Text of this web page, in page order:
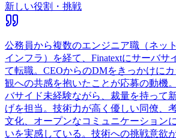
新しい役割・挑戦
公務員から複数のエンジニア職（ネッ
インフラ）を経て、Finatextにサーバサ
て転職。CEOからのDMをきっかけに
観への共感を抱いたことが応募の動機
バサイド未経験ながら、裁量を持って
げを担当。技術力が高く優しい同僚、
文化、オープンなコミュニケーション
いを実感している。技術への挑戦意欲